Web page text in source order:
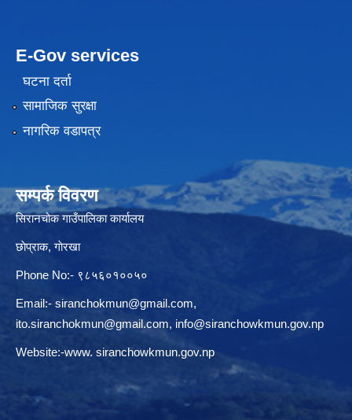
E-Gov services
घटना दर्ता
सामाजिक सुरक्षा
नागरिक वडापत्र
सम्पर्क विवरण
सिरानचोक गाउँपालिका कार्यालय
छाेप्राक, गाेरखा
Phone No:- ९८५६०१००५०
Email:- siranchokmun@gmail.com,
ito.siranchokmun@gmail.com, info@siranchowkmun.gov.np
Website:-www. siranchowkmun.gov.np